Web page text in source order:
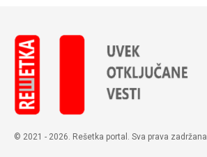
© 2021 - 2026. Rešetka portal. Sva prava zadržana.